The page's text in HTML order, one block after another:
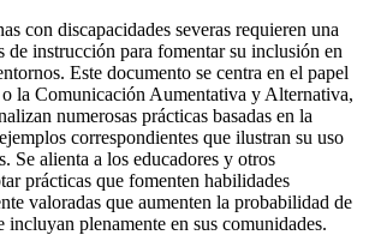
con discapacidades severas requieren una
de instrucción para fomentar su inclusión en
Este documento se centra en el papel
la Comunicación Aumentativa y Alternativa,
numerosas prácticas basadas en la
correspondientes que ilustran su uso
Se alienta a los educadores y otros
prácticas que fomenten habilidades
valoradas que aumenten la probabilidad de
incluyan plenamente en sus comunidades.